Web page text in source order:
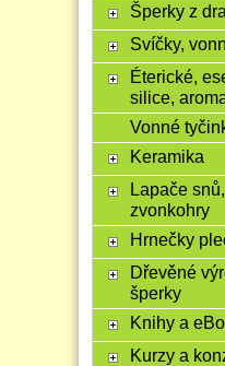
Šperky z
Svíčky,
Éterické,
silice,
Vonné
Keramika
Lapače
zvonkohry
Hrnečky
Dřevěné
šperky
Knihy a
Kurzy a